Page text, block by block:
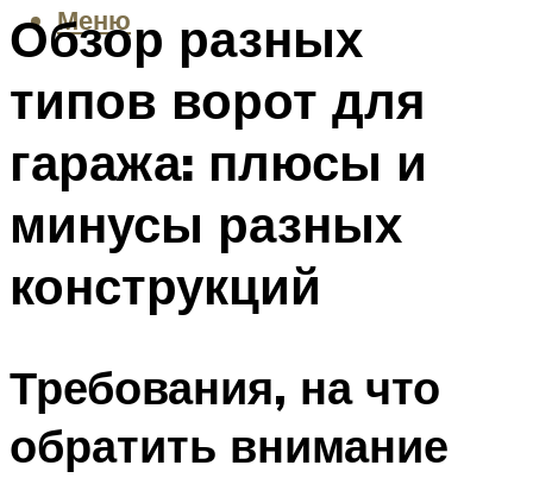
Меню
Обзор разных
типов ворот для
гаража: плюсы и
минусы разных
конструкций
Требования, на что
обратить внимание